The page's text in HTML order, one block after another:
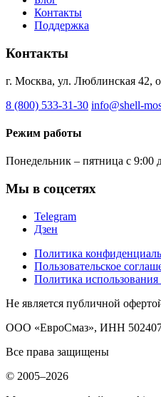
Контакты
Поддержка
Контакты
г. Москва, ул. Люблинская 42,
8 (800) 533-31-30 info@shell-
Режим работы
Понедельник – пятница с 9:00
Мы в соцсетях
Telegram
Дзен
Политика
Пользовательское
Политика использования
Не является публичной
ООО «ЕвроСмаз», ИНН
Все права защищены
© 2005–2026